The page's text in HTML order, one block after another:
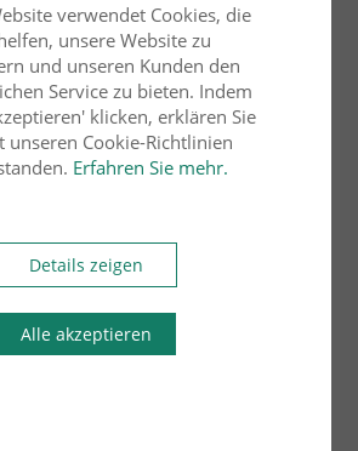
weitere Blog-
Arbeitsrecht
verwendet Cookies, die
unsere Website zu
und unseren Kunden den
Service zu bieten. Indem
klicken, erklären Sie
unseren Cookie-Richtlinien
Erfahren Sie mehr.
Details zeigen
Alle akzeptieren